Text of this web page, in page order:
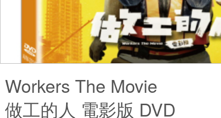
Workers The Movie
做工的人 電影版 DVD